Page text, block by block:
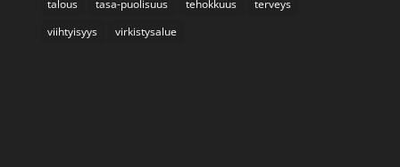
talous
tasa-puolisuus tehokkuus
terveys
viihtyisyys
virkistysalue